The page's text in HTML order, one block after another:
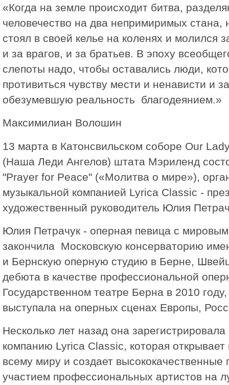
«Когда на земле происходит битва,
человечество на два непримиримых стана,
стоял в своей келье на коленях и молился
и за врагов, и за братьев. В эпоху
слепоты надо, чтобы оставались люди,
противиться чувству мести и ненависти и
обезумевшую реальность благодеянием.»
Максимилиан Волошин
13 марта в Катонсвильском соборе Our
(Наша Леди Ангелов) штата Мэриленд
"Prayer for Peace" («Молитва о мире»),
музыкальной компанией Lyrica Classic -
художественный руководитель Юлия
Юлия Петрачук - оперная певица с
закончила Московскую консерваторию
и Бернскую оперную студию в Берне,
дебюта в качестве профессиональной
Государственном театре Берна в 2010
выступала на оперных сценах Европы,
Несколько лет назад она
компанию Lyrica Classic, которая
всему миру и создает высококачественные
участием профессиональных артистов на